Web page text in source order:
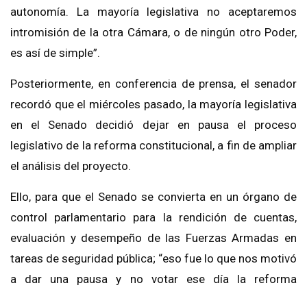
autonomía. La mayoría legislativa no aceptaremos
intromisión de la otra Cámara, o de ningún otro Poder,
es así de simple”.
Posteriormente, en conferencia de prensa, el senador
recordó que el miércoles pasado, la mayoría legislativa
en el Senado decidió dejar en pausa el proceso
legislativo de la reforma constitucional, a fin de ampliar
el análisis del proyecto.
Ello, para que el Senado se convierta en un órgano de
control parlamentario para la rendición de cuentas,
evaluación y desempeño de las Fuerzas Armadas en
tareas de seguridad pública; “eso fue lo que nos motivó
a dar una pausa y no votar ese día la reforma